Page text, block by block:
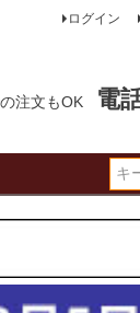
ログイン
注文もOK 電